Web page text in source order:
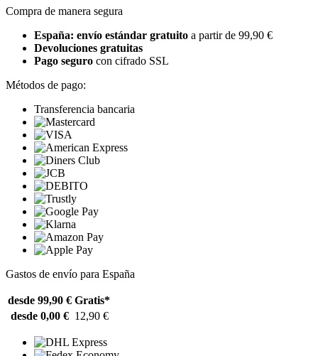
Compra de manera segura
España: envío estándar gratuito a partir de 99,90 €
Devoluciones gratuitas
Pago seguro con cifrado SSL
Métodos de pago:
Transferencia bancaria
Gastos de envío para España
desde 99,90 € Gratis*
desde 0,00 € 12,90 €